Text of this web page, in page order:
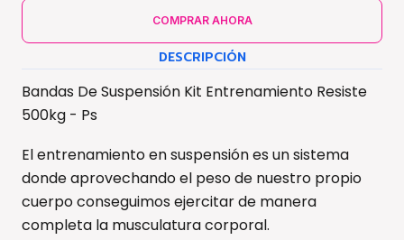
COMPRAR AHORA
DESCRIPCIÓN
Bandas De Suspensión Kit Entrenamiento Resiste
500kg - Ps
El entrenamiento en suspensión es un sistema
donde aprovechando el peso de nuestro propio
cuerpo conseguimos ejercitar de manera
completa la musculatura corporal.